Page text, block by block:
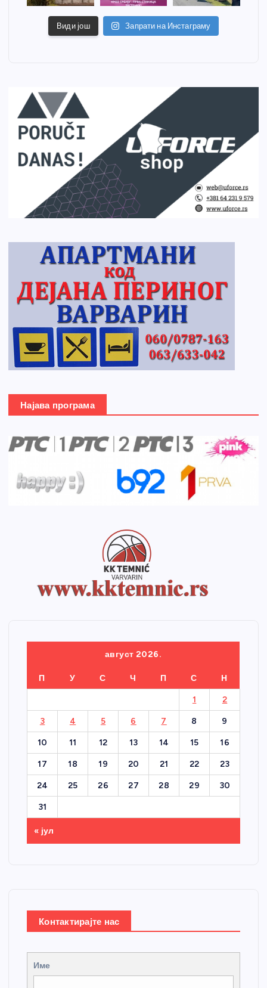
Види још Запрати на Инстаграму
Најава програма
август 2026.
П У С Ч П С Н
1 2
3 4 5 6 7 8 9
10 11 12 13 14 15 16
17 18 19 20 21 22 23
24 25 26 27 28 29 30
31
« јул
Контактирајте нас
Име